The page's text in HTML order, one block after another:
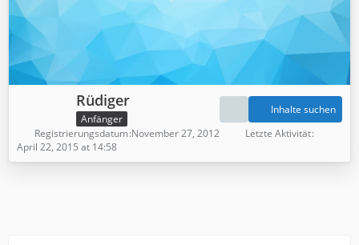
Rüdiger
Anfänger
Inhalte suchen
Registrierungsdatum November 27, 2012
Letzte Aktivität
April 22, 2015 at 14:58